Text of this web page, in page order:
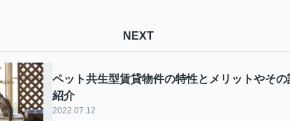
NEXT
ペット共生型賃貸物件の特性とメリットやその
紹介
2022.07.12